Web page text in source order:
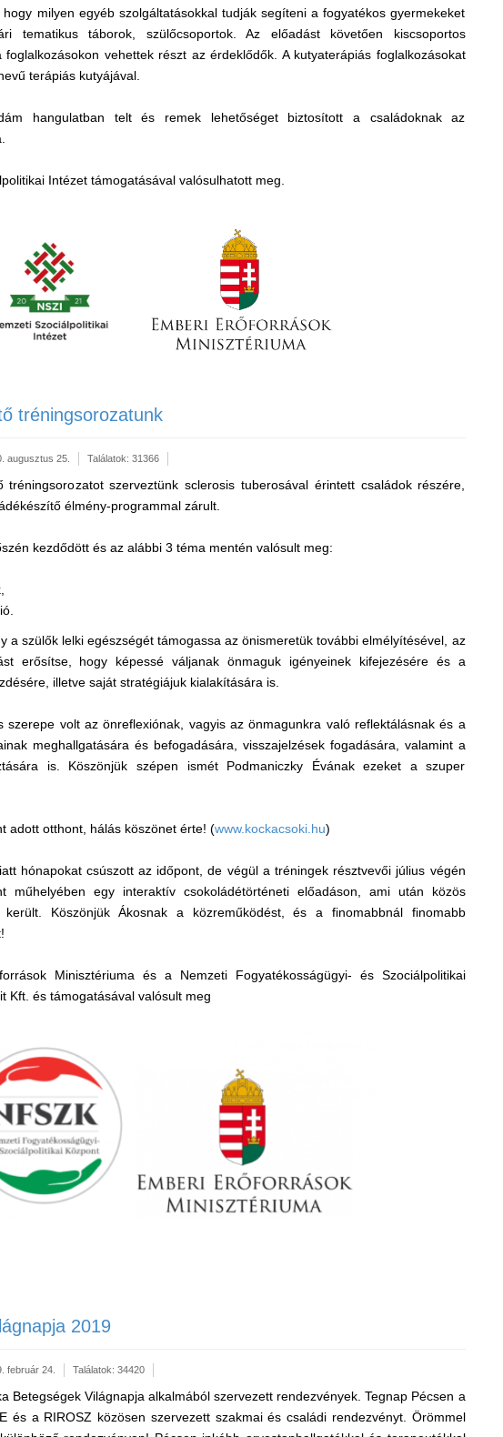
milyen egyéb szolgáltatásokkal tudják segíteni a fogyatékos gyermekeket
tematikus táborok, szülőcsoportok. Az előadást követően kiscsoportos
vehettek részt az érdeklődők. A kutyaterápiás foglalkozásokat
terápiás kutyájával.
hangulatban telt és remek lehetőséget biztosított a családoknak az
Intézet támogatásával valósulhatott meg.
tréningsorozatunk
augusztus 25. Találatok: 31366
tréningsorozatot szerveztünk sclerosis tuberosával érintett családok részére,
élmény-programmal zárult.
kezdődött és az alábbi 3 téma mentén valósult meg:
a szülők lelki egészségét támogassa az önismeretük további elmélyítésével, az
erősítse, hogy képessé váljanak önmaguk igényeinek kifejezésére és a
illetve saját stratégiájuk kialakítására is.
szerepe volt az önreflexiónak, vagyis az önmagunkra való reflektálásnak és a
meghallgatására és befogadására, visszajelzések fogadására, valamint a
is. Köszönjük szépen ismét Podmaniczky Évának ezeket a szuper
adott otthont, hálás köszönet érte! (www.kockacsoki.hu)
hónapokat csúszott az időpont, de végül a tréningek résztvevői július végén
műhelyében egy interaktív csokoládétörténeti előadáson, ami után közös
Köszönjük Ákosnak a közreműködést, és a finomabbnál finomabb
Minisztériuma és a Nemzeti Fogyatékosságügyi- és Szociálpolitikai
Kft. és támogatásával valósult meg
2019
február 24. Találatok: 34420
Betegségek Világnapja alkalmából szervezett rendezvények. Tegnap Pécsen a
és a RIROSZ közösen szervezett szakmai és családi rendezvényt. Örömmel